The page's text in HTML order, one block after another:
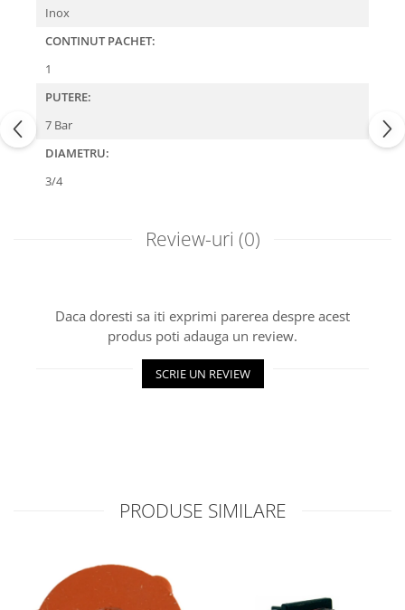
Inox
CONTINUT PACHET:
1
PUTERE:
7 Bar
DIAMETRU:
3/4
Review-uri (0)
Daca doresti sa iti exprimi parerea despre acest
produs poti adauga un review.
SCRIE UN REVIEW
PRODUSE SIMILARE